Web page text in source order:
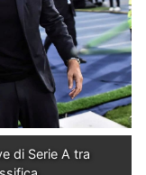
di Serie A tra